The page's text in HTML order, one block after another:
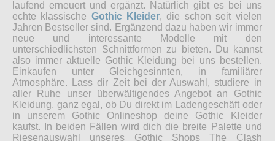
laufend erneuert und ergänzt. Natürlich gibt es bei uns
echte klassische Gothic Kleider, die schon seit vielen
Jahren Bestseller sind. Ergänzend dazu haben wir immer
neue und interessante Modelle mit den
unterschiedlichsten Schnittformen zu bieten. Du kannst
also immer aktuelle Gothic Kleidung bei uns bestellen.
Einkaufen unter Gleichgesinnten, in familiärer
Atmosphäre. Lass dir Zeit bei der Auswahl, studiere in
aller Ruhe unser überwältigendes Angebot an Gothic
Kleidung, ganz egal, ob Du direkt im Ladengeschäft oder
in unserem Gothic Onlineshop deine Gothic Kleider
kaufst. In beiden Fällen wird dich die breite Palette und
Riesenauswahl unseres Gothic Shops The Clash